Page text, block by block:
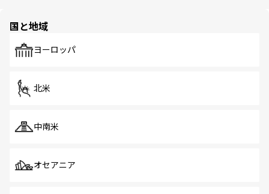
で、ホーカーズは地元の風情を楽しめる外せないスポット
国と地域
ヨーロッパ
北米
中南米
オセアニア